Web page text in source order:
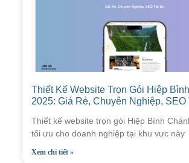
Thiết Kế Website Trọn Gói Hiệp
2025: Giá Rẻ, Chuyên Nghiệp, SEO
Thiết kế website trọn gói Hiệp Bình
tối ưu cho doanh nghiệp tại khu vực này
Xem chi tiết »